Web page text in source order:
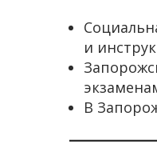
и
В